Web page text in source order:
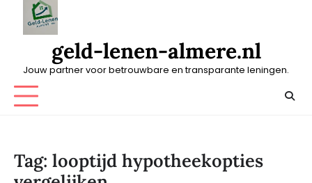
geld-lenen-almere.nl
Jouw partner voor betrouwbare en transparante leningen.
Tag: looptijd hypotheekopties